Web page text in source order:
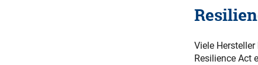
Viele
Resilience Act